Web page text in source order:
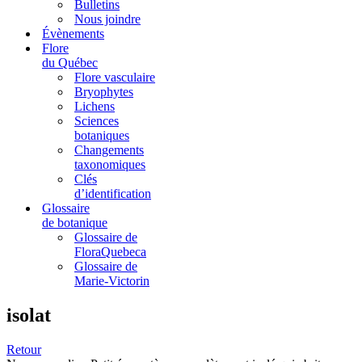
Bulletins
Nous joindre
Évènements
Flore
du Québec
Flore vasculaire
Bryophytes
Lichens
Sciences
botaniques
Changements
taxonomiques
Clés
d’identification
Glossaire
de botanique
Glossaire de
FloraQuebeca
Glossaire de
Marie-Victorin
isolat
Retour